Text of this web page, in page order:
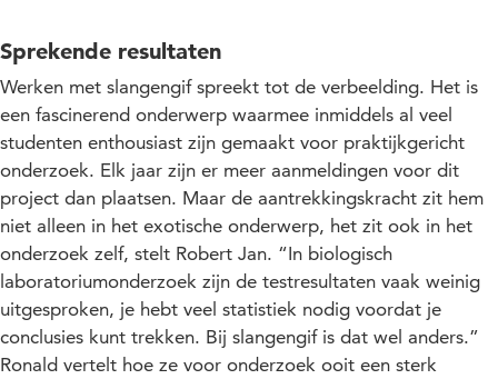
Sprekende resultaten
Werken met slangengif spreekt tot de verbeelding. Het is
een fascinerend onderwerp waarmee inmiddels al veel
studenten enthousiast zijn gemaakt voor praktijkgericht
onderzoek. Elk jaar zijn er meer aanmeldingen voor dit
project dan plaatsen. Maar de aantrekkingskracht zit hem
niet alleen in het exotische onderwerp, het zit ook in het
onderzoek zelf, stelt Robert Jan. “In biologisch
laboratoriumonderzoek zijn de testresultaten vaak weinig
uitgesproken, je hebt veel statistiek nodig voordat je
conclusies kunt trekken. Bij slangengif is dat wel anders.”
Ronald vertelt hoe ze voor onderzoek ooit een sterk